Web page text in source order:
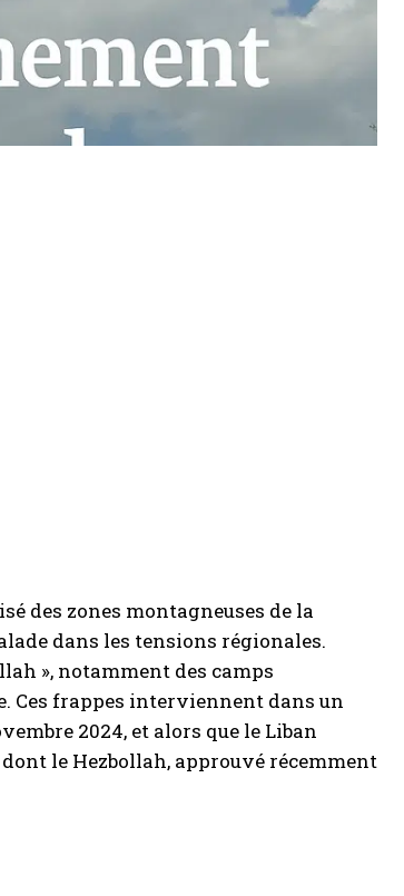
des zones montagneuses de la
dans les tensions régionales.
», notamment des camps
Ces frappes interviennent dans un
2024, et alors que le Liban
le Hezbollah, approuvé récemment